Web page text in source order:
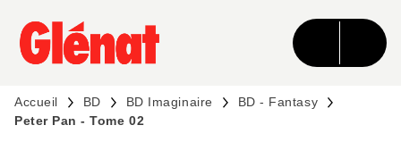
MENU RECHERCHE CONTENU
PIED DE PAGE
Accueil BD BD Imaginaire
BD - Fantasy
Peter Pan - Tome 02